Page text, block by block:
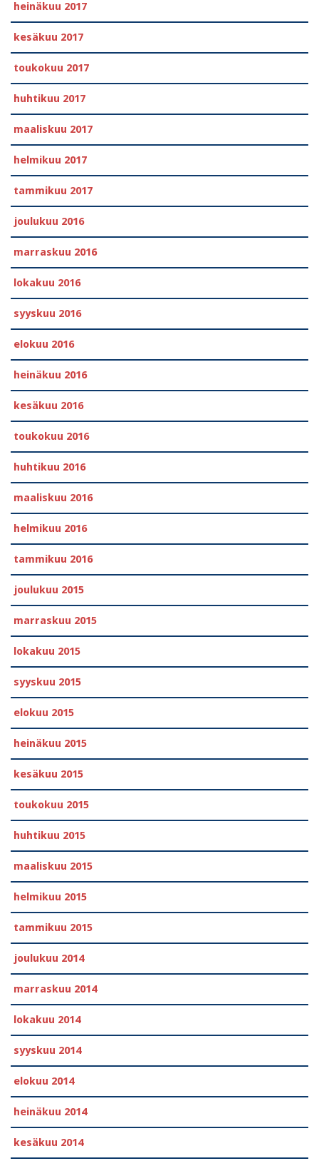
heinäkuu 2017
kesäkuu 2017
toukokuu 2017
huhtikuu 2017
maaliskuu 2017
helmikuu 2017
tammikuu 2017
joulukuu 2016
marraskuu 2016
lokakuu 2016
syyskuu 2016
elokuu 2016
heinäkuu 2016
kesäkuu 2016
toukokuu 2016
huhtikuu 2016
maaliskuu 2016
helmikuu 2016
tammikuu 2016
joulukuu 2015
marraskuu 2015
lokakuu 2015
syyskuu 2015
elokuu 2015
heinäkuu 2015
kesäkuu 2015
toukokuu 2015
huhtikuu 2015
maaliskuu 2015
helmikuu 2015
tammikuu 2015
joulukuu 2014
marraskuu 2014
lokakuu 2014
syyskuu 2014
elokuu 2014
heinäkuu 2014
kesäkuu 2014